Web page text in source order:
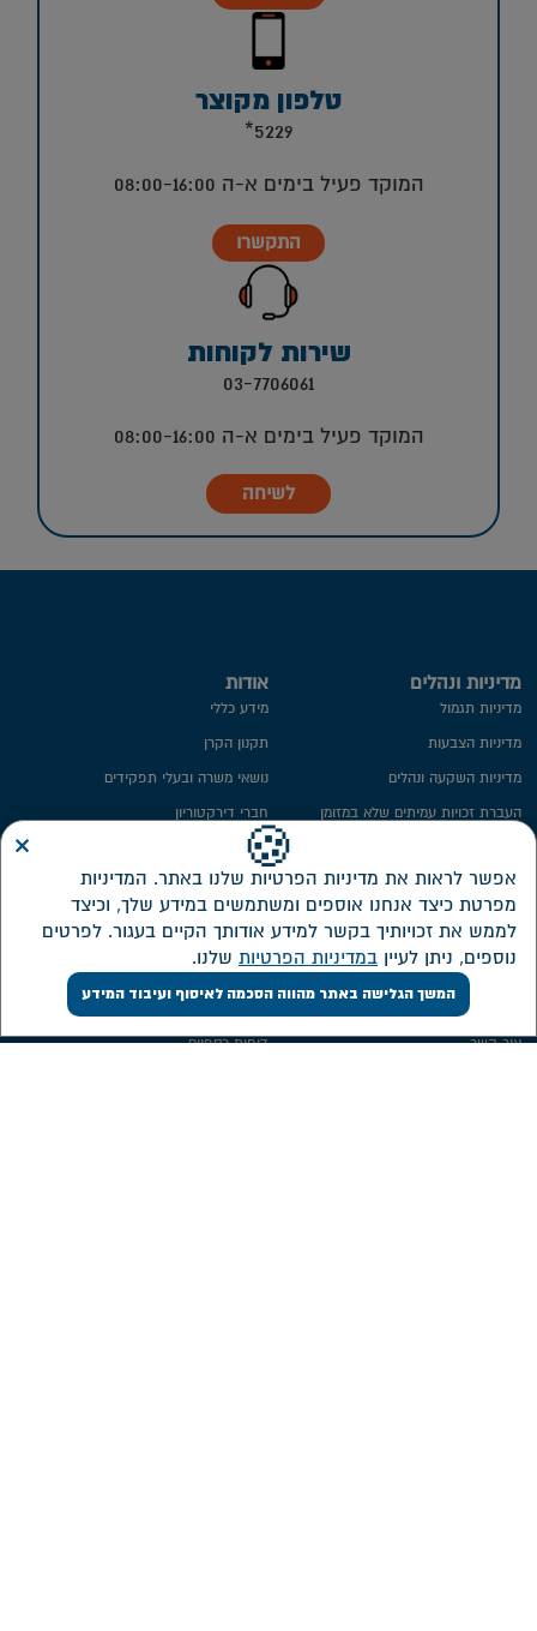
טלפון מקוצר
5229*
המוקד פעיל בימים א-ה 08:00-16:00
התקשרו
שירות לקוחות
03-7706061
המוקד פעיל בימים א-ה 08:00-16:00
לשיחה
אודות
מידע כללי
תקנון הקרן
נושאי משרה ובעלי תפקידים
חברי דירקטוריון
ועדת השקעות
ועדת הביקורת
ממונה על פניות הציבור
מבנה אחזקות
אזור אישי דירקטורים ונושאי משרה
מדיניות ונהלים
מדיניות תגמול
מדיניות הצבעות
מדיניות השקעה ונהלים
העברת זכויות עמיתים שלא במזומן
מידע סטטיסטי
מדיניות פרטיות​
השקעות
דוחות כספיים
שירות לקוחות
צור קשר
🍪
אפשר לראות את מדיניות הפרטיות שלנו באתר. המדיניות
מפרטת כיצד אנחנו אוספים ומשתמשים במידע שלך, וכיצד
לממש את זכויותיך בקשר למידע אודותך הקיים בעגור. לפרטים
נוספים, ניתן לעיין במדיניות הפרטיות שלנו.
המשך הגלישה באתר מהווה הסכמה לאיסוף ועיבוד המידע
×